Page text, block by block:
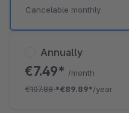
Annually
€7.49* /month
€107.88*€89.89*/year
Cancelable monthly